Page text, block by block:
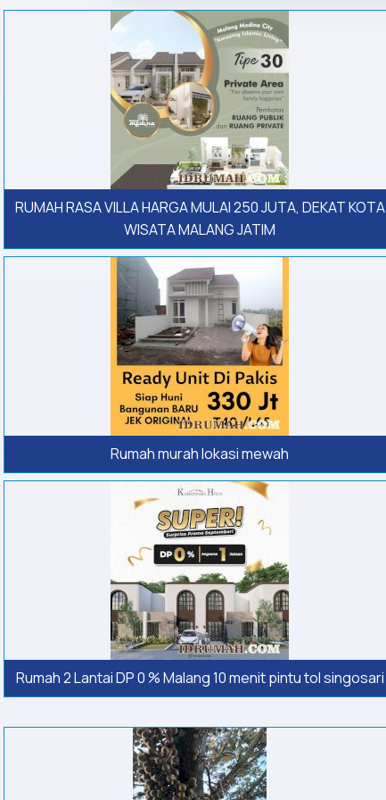
RUMAH RASA VILLA HARGA MULAI 250 JUTA, DEKAT KOTA
WISATA MALANG JATIM
Rumah murah lokasi mewah
Rumah 2 Lantai DP 0 % Malang 10 menit pintu tol singosari